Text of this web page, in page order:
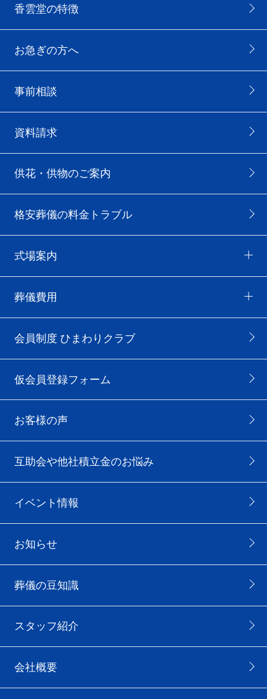
香雲堂の特徴
お急ぎの方へ
事前相談
資料請求
供花・供物のご案内
格安葬儀の料金トラブル
式場案内
葬儀費用
会員制度 ひまわりクラブ
仮会員登録フォーム
お客様の声
互助会や他社積立金のお悩み
イベント情報
お知らせ
葬儀の豆知識
スタッフ紹介
会社概要